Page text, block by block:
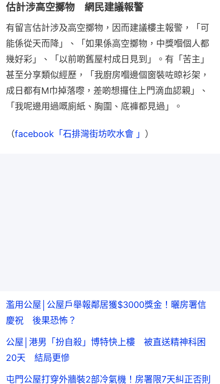
估計涉高空擲物 網民建議報警
有留言估計涉及高空擲物，因而建議樓主報警，「可
能係從天而降」、「如果係高空擲物，中獎嗰個人都
幾好彩」、「以前啲舊屋村成日見到」。有「苦主」
甚至分享類似經歷，「我廚房嗰邊個窗裝咗晾衫架，
成日都有M巾掉落嚟，差啲想攞住上門滴血認親」、
「我呢邊用過嘅廁紙、胸圍、底褲都見過」。
（facebook「石排灣街坊吹水會 」 ）
濫用公屋│公屋戶舉報鄰居獲$3000獎金！曬房署信
慶祝 後果恐怖？
公屋│港男「扮自殺」博特快上樓 被直送精神科困
20天 結局更慘
屯門公屋打穿外牆裝2部冷氣機！房署限7天糾正否則